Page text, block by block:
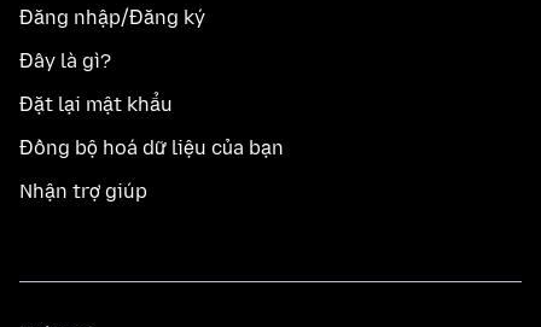
Đăng nhập/Đăng ký
Đây là gì?
Đặt lại mật khẩu
Đồng bộ hoá dữ liệu của bạn
Nhận trợ giúp